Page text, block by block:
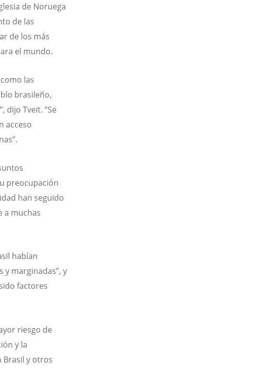
de Noruega
de las
de los más
el mundo.
las
brasileño,
dijo Tveit. “Se
acceso
preocupación
han seguido
a muchas
habían
y marginadas”, y
factores
riesgo de
y la
Brasil y otros